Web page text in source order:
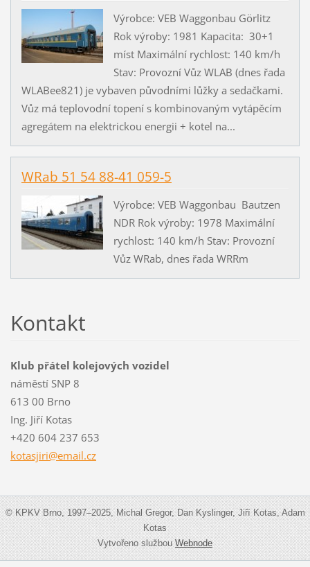
Výrobce: VEB Waggonbau Görlitz
Rok výroby: 1981 Kapacita: 30+1
míst Maximální rychlost: 140 km/h
Stav: Provozní Vůz WLAB (dnes řada
WLABee821) je vybaven původními lůžky a sedačkami.
Vůz má teplovodní topení s kombinovaným vytápěcím
agregátem na elektrickou energii + kotel na...
WRab 51 54 88-41 059-5
Výrobce: VEB Waggonbau Bautzen
NDR Rok výroby: 1978 Maximální
rychlost: 140 km/h Stav: Provozní
Vůz WRab, dnes řada WRRm
Kontakt
Klub přátel kolejových vozidel
náměstí SNP 8
613 00 Brno
Ing. Jiří Kotas
+420 604 237 653
kotasjiri@email.cz
© KPKV Brno, 1997–2025, Michal Gregor, Dan Kyslinger, Jiří Kotas, Adam
Kotas
Vytvořeno službouWebnode